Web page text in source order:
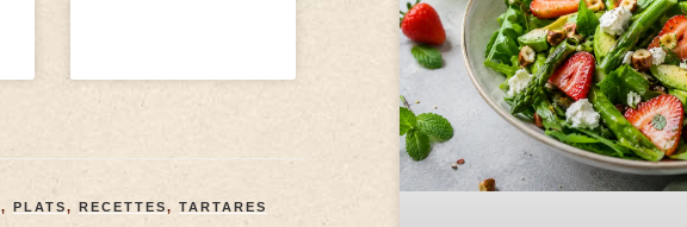
, PLATS, RECETTES, TARTARES